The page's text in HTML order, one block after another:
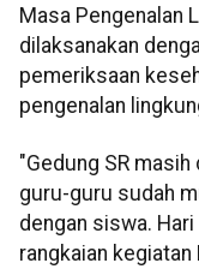
Masa Pengenalan
dilaksanakan
pemeriksaan
pengenalan
"Gedung SR
guru-guru sudah
dengan siswa.
rangkaian